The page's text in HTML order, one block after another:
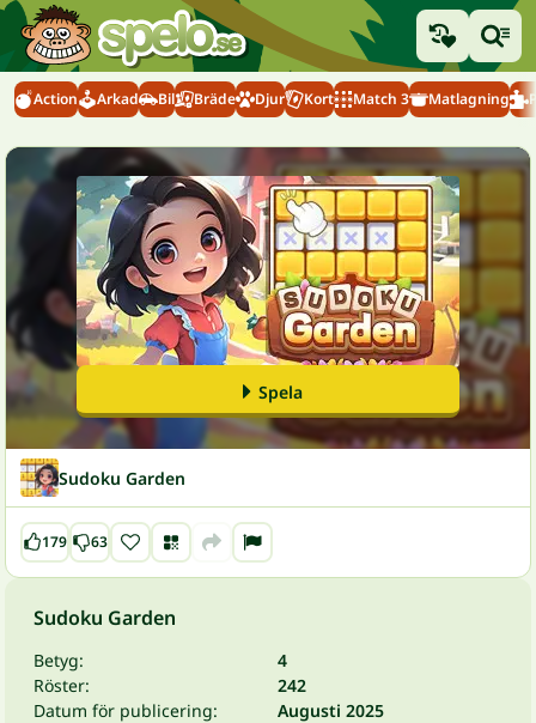
Action Arkad Bil Bräde Djur Kort Match 3 Matlagning
Spela
Sudoku Garden
179 63
Sudoku Garden
Betyg:
4
Röster:
242
Datum för publicering:
Augusti 2025